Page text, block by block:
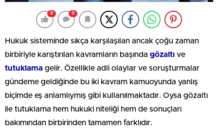
0 0
Hukuk sisteminde sıkça karşılaşılan ancak çoğu zaman
birbiriyle karıştırılan kavramların başında gözaltı ve
tutuklama gelir. Özellikle adli olaylar ve soruşturmalar
gündeme geldiğinde bu iki kavram kamuoyunda yanlış
biçimde eş anlamlıymış gibi kullanılmaktadır. Oysa gözaltı
ile tutuklama hem hukuki niteliği hem de sonuçları
bakımından birbirinden tamamen farklıdır.